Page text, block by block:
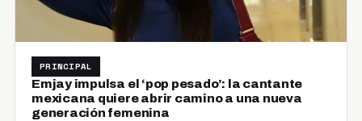
PRINCIPAL
Emjay impulsa el ‘pop pesado’: la cantante
mexicana quiere abrir camino a una nueva
generación femenina